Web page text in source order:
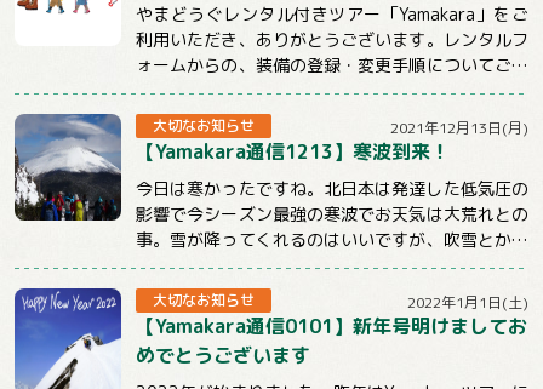
やまどうぐレンタル付きツアー「Yamakara」をご
利用いただき、ありがとうございます。レンタルフ
ォームからの、装備の登録・変更手順についてご説
明させていただきます。【注意事項】★ツ...
大切なお知らせ 2021年12月13日(月)
【Yamakara通信1213】寒波到来！
今日は寒かったですね。北日本は発達した低気圧の
影響で今シーズン最強の寒波でお天気は大荒れとの
事。雪が降ってくれるのはいいですが、吹雪とかは
ちょっと。。。明日からも冷えるようですので山...
大切なお知らせ 2022年1月1日(土)
【Yamakara通信0101】新年号明けましてお
めでとうございます